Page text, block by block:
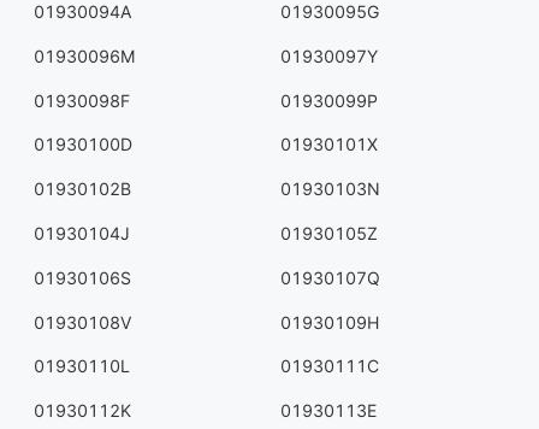
01930094A 01930095G
01930096M 01930097Y
01930098F 01930099P
01930100D 01930101X
01930102B 01930103N
01930104J 01930105Z
01930106S 01930107Q
01930108V 01930109H
01930110L 01930111C
01930112K 01930113E